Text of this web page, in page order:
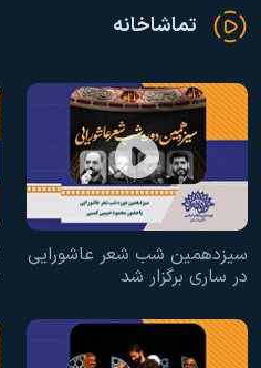
تماشاخانه
سیزدهمین شب شعر عاشورایی
در ساری برگزار شد